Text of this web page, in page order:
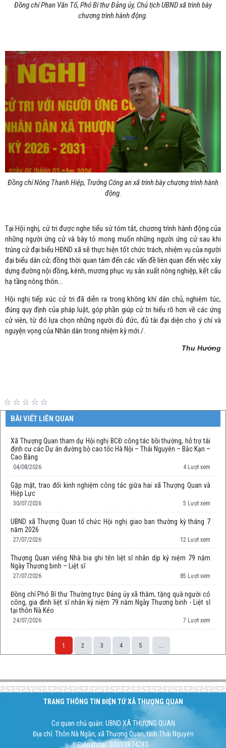
Đồng chí Phan Văn Tố, Phó Bí thư Đảng ủy, Chủ tịch UBND xã trình bày
chương trình hành động.
Đồng chí Nông Thanh Hiệp, Trưởng Công an xã trình bày chương trình hành
động.
Tại Hội nghị, cử tri được nghe tiểu sử tóm tắt, chương trình hành động của
những người ứng cử và bày tỏ mong muốn những người ứng cử sau khi
trúng cử đại biểu HĐND xã sẽ thực hiện tốt chức trách, nhiệm vụ của người
đại biểu dân cử; đồng thời quan tâm đến các vấn đề liên quan đến việc xây
dựng đường nội đồng, kênh, mương phục vụ sản xuất nông nghiệp, kết cấu
hạ tầng nông thôn…
Hội nghị tiếp xúc cử tri đã diễn ra trong không khí dân chủ, nghiêm túc,
đúng quy định của pháp luật, góp phần giúp cử tri hiểu rõ hơn về các ứng
cử viên, từ đó lựa chọn những người đủ đức, đủ tài đại diện cho ý chí và
nguyện vọng của Nhân dân trong nhiệm kỳ mới./.
Thu Hường
BÀI VIẾT LIÊN QUAN
Xã Thượng Quan tham dự Hội nghị BCĐ công tác bồi thường, hỗ trợ tái
định cư các Dự án đường bộ cao tốc Hà Nội – Thái Nguyên – Bắc Kạn –
Cao Bằng
04/08/2026 4 Lượt xem
Gặp mặt, trao đổi kinh nghiệm công tác giữa hai xã Thượng Quan và
Hiệp Lực
30/07/2026 5 Lượt xem
UBND xã Thượng Quan tổ chức Hội nghị giao ban thường kỳ tháng 7
năm 2026
27/07/2026 12 Lượt xem
Thượng Quan viếng Nhà bia ghi tên liệt sĩ nhân dịp kỷ niệm 79 năm
Ngày Thương binh – Liệt sĩ
27/07/2026 85 Lượt xem
Đồng chí Phó Bí thư Thường trực Đảng ủy xã thăm, tặng quà người có
công, gia đình liệt sĩ nhân kỷ niệm 79 năm Ngày Thương binh - Liệt sĩ
tại thôn Nà Kéo
24/07/2026 7 Lượt xem
1 2 3 4 5 ...
TRANG THÔNG TIN ĐIỆN TỬ XÃ THƯỢNG QUAN
Cơ quan chủ quản: UBND XÃ THƯỢNG QUAN
Địa chỉ: Thôn Nà Ngần, xã Thượng Quan, tỉnh Thái Nguyên
Điện thoại: 02093874283